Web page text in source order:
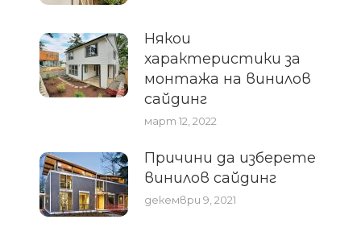
Някои
характеристики за
монтажа на винилов
сайдинг
март 12, 2022
Причини да изберете
винилов сайдинг
декември 9, 2021